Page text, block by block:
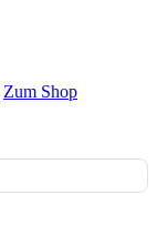
Zum Shop